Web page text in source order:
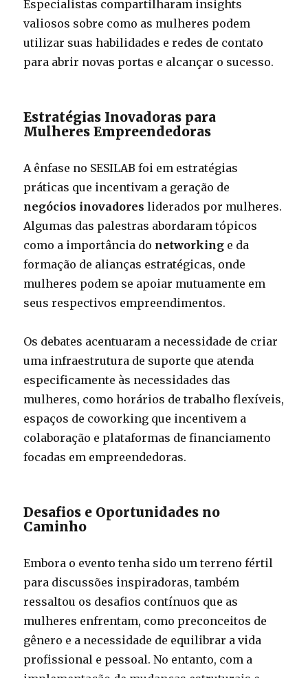
Especialistas compartilharam insights
valiosos sobre como as mulheres podem
utilizar suas habilidades e redes de contato
para abrir novas portas e alcançar o sucesso.
Estratégias Inovadoras para
Mulheres Empreendedoras
A ênfase no SESILAB foi em estratégias
práticas que incentivam a geração de
negócios inovadores liderados por mulheres.
Algumas das palestras abordaram tópicos
como a importância do networking e da
formação de alianças estratégicas, onde
mulheres podem se apoiar mutuamente em
seus respectivos empreendimentos.
Os debates acentuaram a necessidade de criar
uma infraestrutura de suporte que atenda
especificamente às necessidades das
mulheres, como horários de trabalho flexíveis,
espaços de coworking que incentivem a
colaboração e plataformas de financiamento
focadas em empreendedoras.
Desafios e Oportunidades no
Caminho
Embora o evento tenha sido um terreno fértil
para discussões inspiradoras, também
ressaltou os desafios contínuos que as
mulheres enfrentam, como preconceitos de
gênero e a necessidade de equilibrar a vida
profissional e pessoal. No entanto, com a